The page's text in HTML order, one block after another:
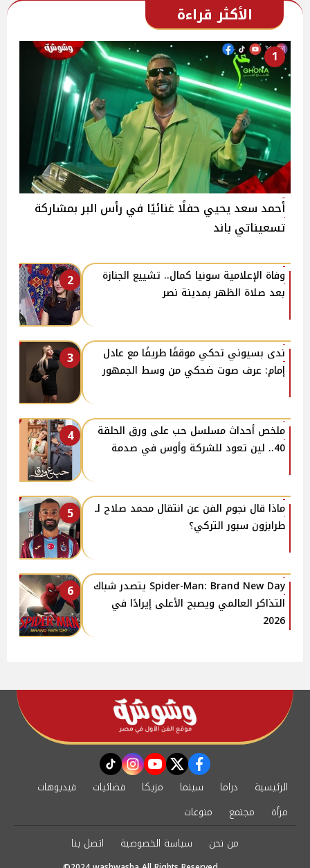
الأكثر قراءة
1
أحمد سعد يحيي حفلًا غنائيًا في رأس البر بمشاركة
تسعيناتي باند
2
وفاة الإعلامية سونيا كمال.. تشييع الجنازة
بعد صلاة الظهر بمدينة نصر
3
​ندى بسيوني تحكي موقفًا طريفًا مع عادل
إمام: عرف صوت ضحكي من وسط الجمهور
4
ملخص أحداث مسلسل حب على ورق الحلقة
40.. لين تعود للشركة وأوس في صدمة
5
ماذا قال نجوم الفن عن انتقال محمد صلاح لـ
طرابزون سبور التركي؟
6
Spider-Man: Brand New Day يتصدر شباك
التذاكر العالمي ويصبح الأعلى إيرادًا في
2026
facebook
twitter
youtube
instagram
tiktok
الرئيسية دراما سينما مزيكا فضائيات
فيديوهات
مرأة
مجتمع
منوعات
من نحن
سياسة الخصوصية اتصل بنا